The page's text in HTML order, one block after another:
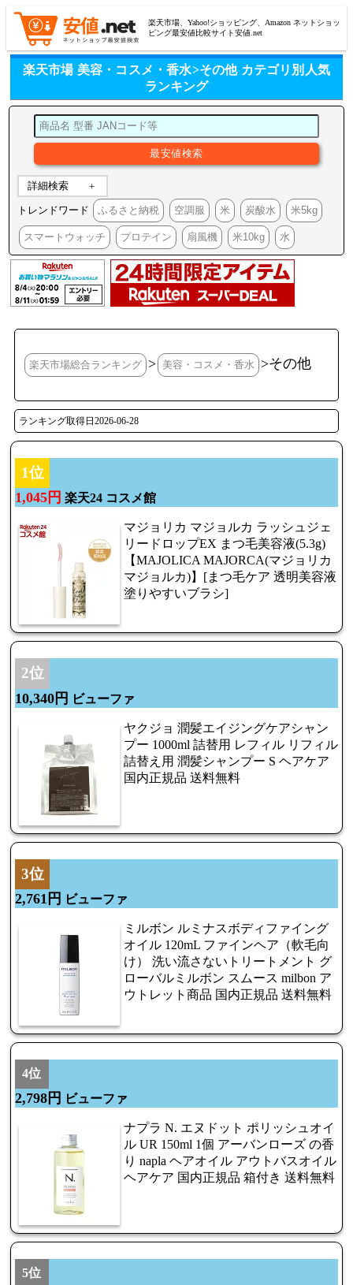
楽天市場、Yahoo!ショッピング、Amazon ネットショッ
ピング最安値比較サイト安値.net
楽天市場 美容・コスメ・香水>その他 カテゴリ別人気
ランキング
詳細検索
トレンドワード ふるさと納税 空調服 米 炭酸水 米5kg
スマートウォッチ プロテイン 扇風機 米10kg 水
楽天市場総合ランキング > 美容・コスメ・香水 >その他
ランキング取得日2026-06-28
1位
1,045円 楽天24 コスメ館
マジョリカ マジョルカ ラッシュジェ
リードロップEX まつ毛美容液(5.3g)
【MAJOLICA MAJORCA(マジョリカ
マジョルカ)】[まつ毛ケア 透明美容液
塗りやすいブラシ]
2位
10,340円 ビューファ
ヤクジョ 潤髪エイジングケアシャン
プー 1000ml 詰替用 レフィル リフィル
詰替え用 潤髪シャンプー S ヘアケア
国内正規品 送料無料
3位
2,761円 ビューファ
ミルボン ルミナスボディファイング
オイル 120mL ファインヘア（軟毛向
け） 洗い流さないトリートメント グ
ローバルミルボン スムース milbon ア
ウトレット商品 国内正規品 送料無料
4位
2,798円 ビューファ
ナプラ N. エヌドット ポリッシュオイ
ル UR 150ml 1個 アーバンローズ の香
り napla ヘアオイル アウトバスオイル
ヘアケア 国内正規品 箱付き 送料無料
5位